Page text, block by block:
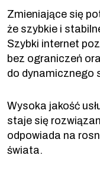
Zmieniające się
że szybkie i
Szybki internet
bez ograniczeń
do dynamicznego
Wysoka jakość
staje się
odpowiada na
świata.